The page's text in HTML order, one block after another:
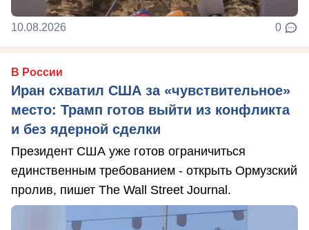
10.08.2026 0
В России
Иран схватил США за «чувствительное»
место: Трамп готов выйти из конфликта
и без ядерной сделки
Президент США уже готов ограничиться
единственным требованием - открыть Ормузский
пролив, пишет The Wall Street Journal.